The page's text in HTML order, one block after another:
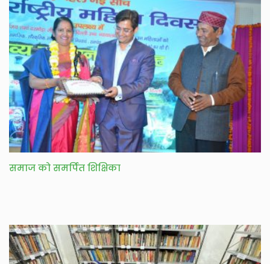
समाज को समर्पित शिक्षिका